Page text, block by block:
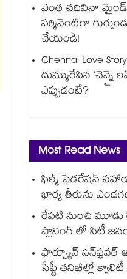
ఎంత చదివినా
పర్మినెంట్‌గా
చేయండి!
Chennai Love
దుమ్మురేపిన ‘చెన్నై
ఎప్పుడంటే?
Most Read News
ఫిల్మ్ ఫెడరేషన్
భార్య తీరును
రేపటి నుంచి మూడు
ప్లానింగ్ లో సిటీ
ఫార్చ్యూన్
సేఫ్టీ తనిఖీల్లో